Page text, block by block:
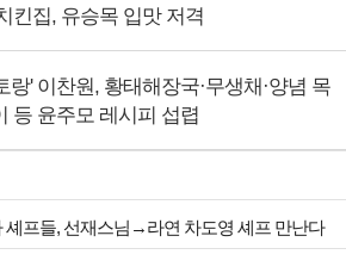
킨집, 유승목 입맛 저격
랑' 이찬원, 황태해장국·무생채·양념 목
등 윤주모 레시피 섭렵
셰프들, 선재스님→라연 차도영 셰프 만난다